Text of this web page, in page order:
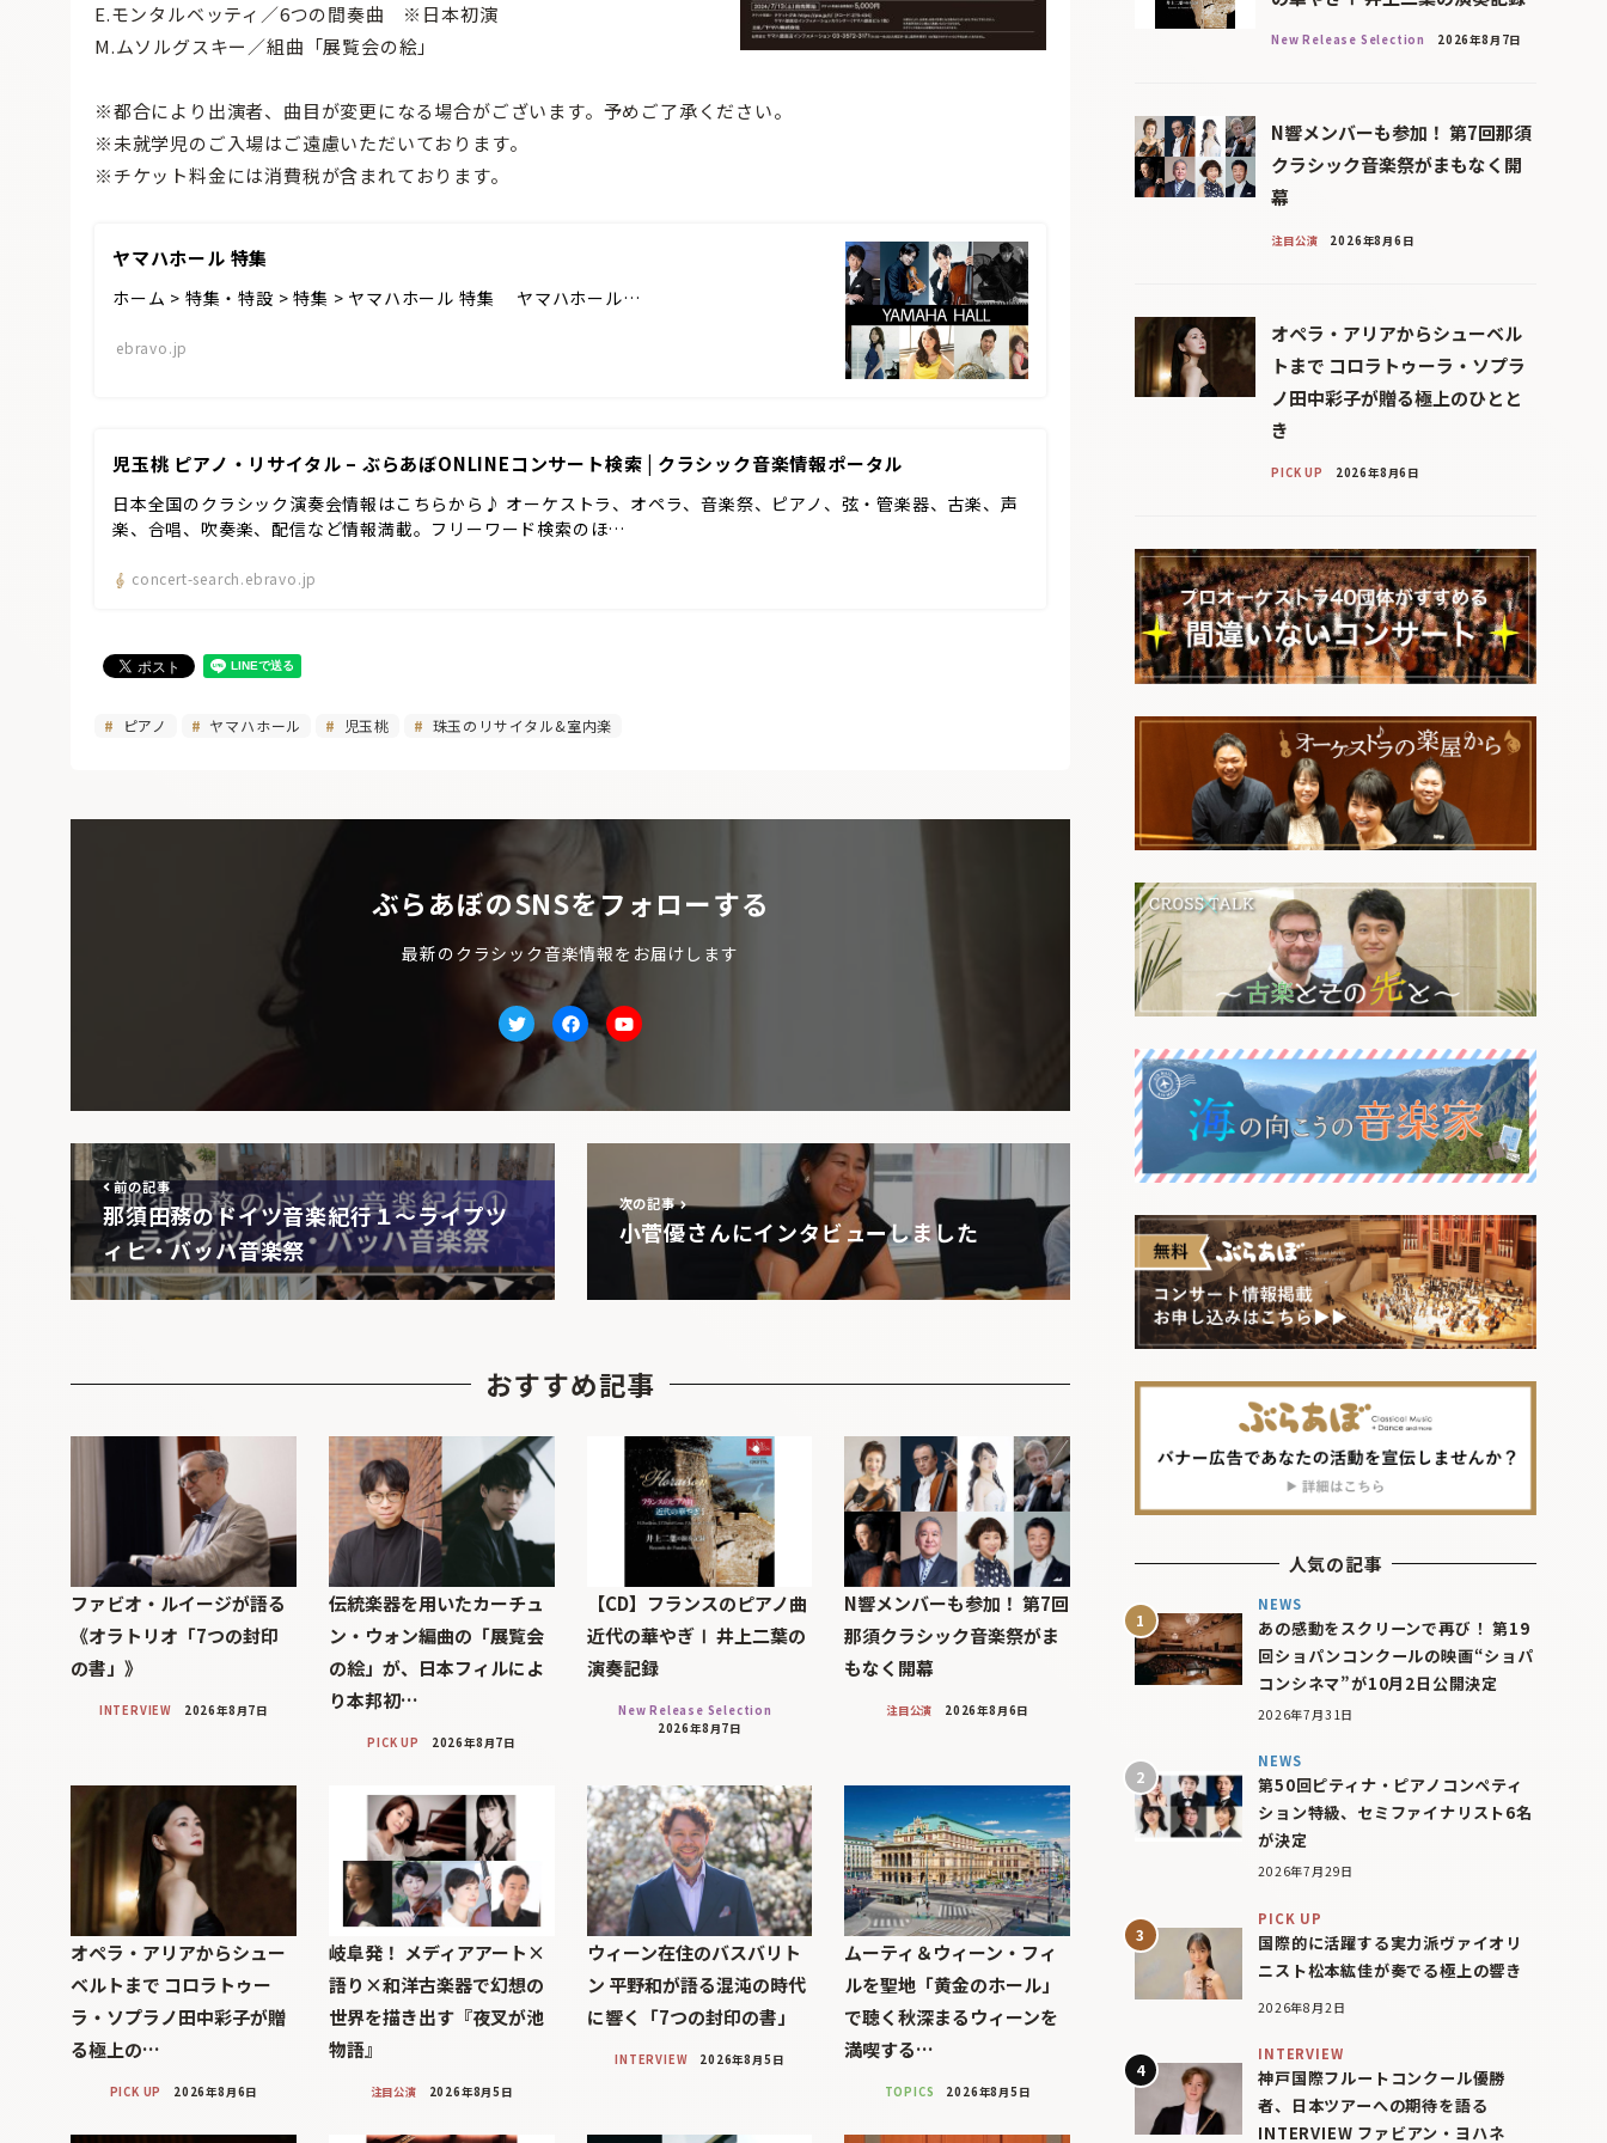
E.モンタルベッティ／6つの間奏曲 ※日本初演
M.ムソルグスキー／組曲「展覧会の絵」
※都合により出演者、曲目が変更になる場合がございます。予めご了承ください。
※未就学児のご入場はご遠慮いただいております。
※チケット料金には消費税が含まれております。
ヤマハホール 特集
ホーム > 特集・特設 > 特集 > ヤマハホール 特集 ヤマハホール…
ebravo.jp
児玉桃 ピアノ・リサイタル – ぶらあぼONLINEコンサート検索 | クラシック音楽情報ポータル
日本全国のクラシック演奏会情報はこちらから♪ オーケストラ、オペラ、音楽祭、ピアノ、弦・管楽器、古楽、声
楽、合唱、吹奏楽、配信など情報満載。フリーワード検索のほ…
concert-search.ebravo.jp
ピアノ ヤマハホール 児玉桃 珠玉のリサイタル&室内楽
ぶらあぼのSNSをフォローする
最新のクラシック音楽情報をお届けします
TwitterfacebookYoutube
前の記事
那須田務のドイツ音楽紀行１～ライプツ
ィヒ・バッハ音楽祭
次の記事
小菅優さんにインタビューしました
おすすめ記事
ファビオ・ルイージが語る
《オラトリオ「7つの封印
の書」》
INTERVIEW 2026年8月7日
伝統楽器を用いたカーチュ
ン・ウォン編曲の「展覧会
の絵」が、日本フィルによ
り本邦初…
PICK UP 2026年8月7日
【CD】フランスのピアノ曲
近代の華やぎⅠ 井上二葉の
演奏記録
New Release Selection
2026年8月7日
N響メンバーも参加！ 第7回
那須クラシック音楽祭がま
もなく開幕
注目公演 2026年8月6日
オペラ・アリアからシュー
ベルトまで コロラトゥー
ラ・ソプラノ田中彩子が贈
る極上の…
PICK UP 2026年8月6日
岐阜発！ メディアアート×
語り×和洋古楽器で幻想の
世界を描き出す『夜叉が池
物語』
注目公演 2026年8月5日
ウィーン在住のバスバリト
ン 平野和が語る混沌の時代
に響く「7つの封印の書」
INTERVIEW 2026年8月5日
ムーティ＆ウィーン・フィ
ルを聖地「黄金のホール」
で聴く秋深まるウィーンを
満喫する…
TOPICS 2026年8月5日
New Release Selection 2026年8月7日
N響メンバーも参加！ 第7回那須
クラシック音楽祭がまもなく開
幕
注目公演 2026年8月6日
オペラ・アリアからシューベル
トまで コロラトゥーラ・ソプラ
ノ田中彩子が贈る極上のひとと
き
PICK UP 2026年8月6日
人気の記事
NEWS
あの感動をスクリーンで再び！ 第19
回ショパンコンクールの映画“ショパ
コンシネマ”が10月2日公開決定
2026年7月31日
NEWS
第50回ピティナ・ピアノコンペティ
ション特級、セミファイナリスト6名
が決定
2026年7月29日
PICK UP
国際的に活躍する実力派ヴァイオリ
ニスト松本紘佳が奏でる極上の響き
2026年8月2日
INTERVIEW
神戸国際フルートコンクール優勝
者、日本ツアーへの期待を語る
INTERVIEW ファビアン・ヨハネ